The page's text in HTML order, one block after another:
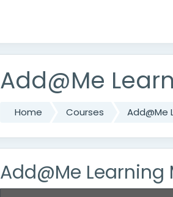
Add@Me
Home Courses Add@Me
Add@Me Learning